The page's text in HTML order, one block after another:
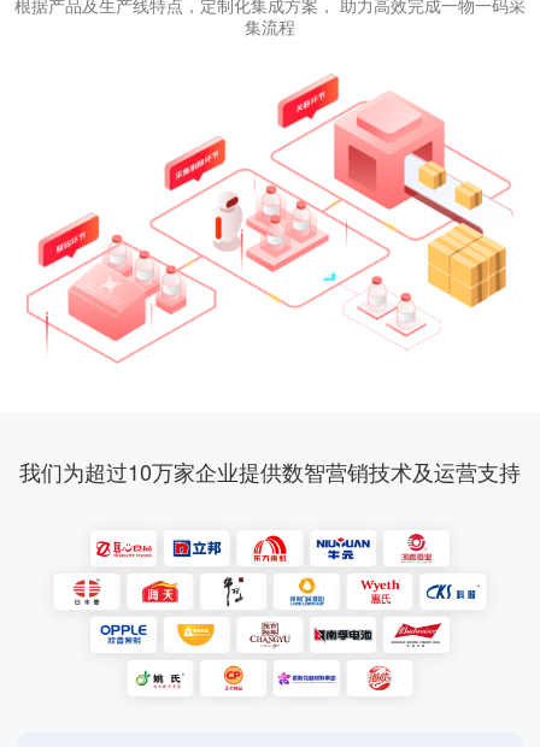
根据产品及生产线特点，定制化集成方案， 助力高效完成一物一码采
集流程
我们为超过10万家企业提供数智营销技术及运营支持